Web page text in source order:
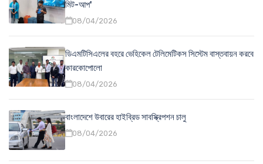
মিট-আপ'
08/04/2026
ডিএমটিসিএলের বহরে ভেহিকেল টেলিমেটিকস সিস্টেম বাস্তবায়ন করবে
কারকোপোলো
08/04/2026
বাংলাদেশে উবারের হাইব্রিড সাবস্ক্রিপশন চালু
08/04/2026